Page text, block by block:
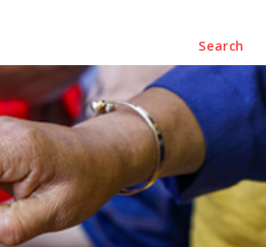
Search